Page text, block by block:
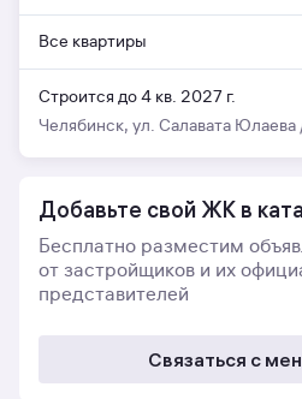
Все квартиры
Строится до 4 кв. 2027 г.
Челябинск, ул. Салавата
Добавьте свой ЖК в
Бесплатно разместим
от застройщиков и их
представителей
Связаться с